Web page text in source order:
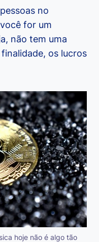
no
for um
não tem uma
os lucros
hoje não é algo tão